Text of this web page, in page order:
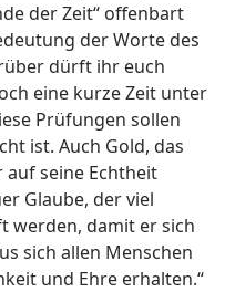
der Zeit“ offenbart
der Worte des
dürft ihr euch
eine kurze Zeit unter
Prüfungen sollen
ist. Auch Gold, das
seine Echtheit
Glaube, der viel
werden, damit er sich
sich allen Menschen
und Ehre erhalten.“